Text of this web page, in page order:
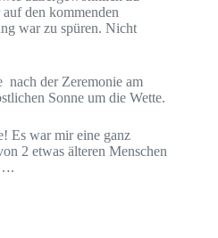
den kommenden
war zu spüren. Nicht
nach der Zeremonie am
Sonne um die Wette.
Es war mir eine ganz
2 etwas älteren Menschen